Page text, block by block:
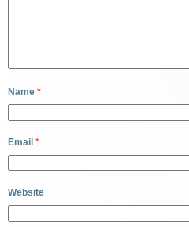
Name *
Email *
Website